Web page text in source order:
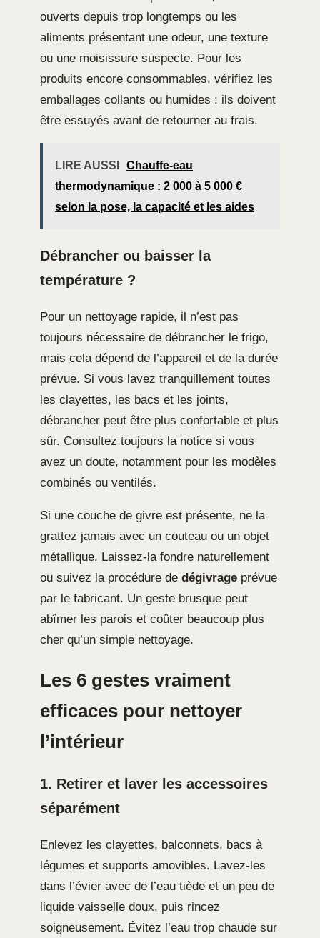
ouverts depuis trop longtemps ou les
aliments présentant une odeur, une texture
ou une moisissure suspecte. Pour les
produits encore consommables, vérifiez les
emballages collants ou humides : ils doivent
être essuyés avant de retourner au frais.
LIRE AUSSI
Chauffe-eau
thermodynamique : 2 000 à 5 000 €
selon la pose, la capacité et les aides
Débrancher ou baisser la
température ?
Pour un nettoyage rapide, il n’est pas
toujours nécessaire de débrancher le frigo,
mais cela dépend de l’appareil et de la durée
prévue. Si vous lavez tranquillement toutes
les clayettes, les bacs et les joints,
débrancher peut être plus confortable et plus
sûr. Consultez toujours la notice si vous
avez un doute, notamment pour les modèles
combinés ou ventilés.
Si une couche de givre est présente, ne la
grattez jamais avec un couteau ou un objet
métallique. Laissez-la fondre naturellement
ou suivez la procédure de dégivrage prévue
par le fabricant. Un geste brusque peut
abîmer les parois et coûter beaucoup plus
cher qu’un simple nettoyage.
Les 6 gestes vraiment
efficaces pour nettoyer
l’intérieur
1. Retirer et laver les accessoires
séparément
Enlevez les clayettes, balconnets, bacs à
légumes et supports amovibles. Lavez-les
dans l’évier avec de l’eau tiède et un peu de
liquide vaisselle doux, puis rincez
soigneusement. Évitez l’eau trop chaude sur